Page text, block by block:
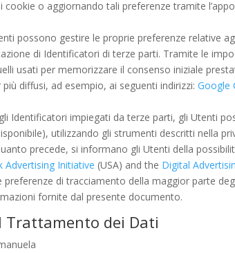
cookie o aggiornando tali preferenze tramite
possono gestire le proprie preferenze relative
di Identificatori di terze parti. Tramite le
usati per memorizzare il consenso iniziale
più diffusi, ad esempio, ai seguenti indirizzi:Google
Identificatori impiegati da terze parti, gli Utenti
utilizzando gli strumenti descritti nella
precede, si informano gli Utenti della
Advertising Initiative (USA) and the Digital
preferenze di tracciamento della maggior parte
fornite dal presente documento.
Trattamento dei Dati